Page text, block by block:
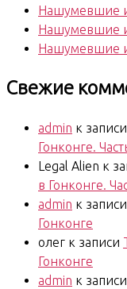
Нашумевшие
Нашумевшие
Нашумевшие
Свежие
admin к записи
Гонконге.
Legal Alien к
в Гонконге.
admin к записи
Гонконге
олег к записи
Гонконге
admin к записи